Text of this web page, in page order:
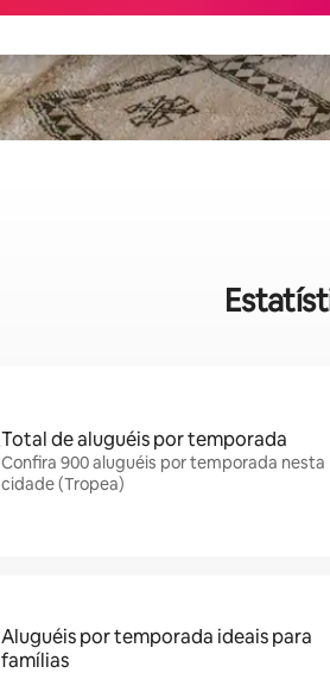
Total de aluguéis por temporada
Confira 900 aluguéis por temporada nesta
cidade (Tropea)
Aluguéis por temporada ideais para
famílias